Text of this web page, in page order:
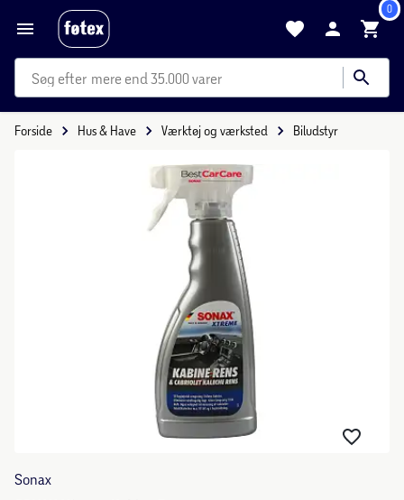
0
mere end 35.000 varer
Forside Hus & Have Værktøj og værksted Biludstyr
Sonax